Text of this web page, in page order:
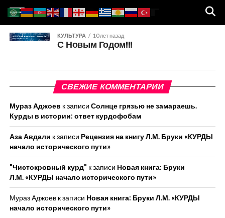
КУЛЬТУРА 10 лет назад
С Новым Годом!!!
СВЕЖИЕ КОММЕНТАРИИ
Мураз Аджоев к записи Солнце грязью не замараешь.
Курды в истории: ответ курдофобам
Аза Авдали к записи Рецензия на книгу Л.М. Бруки «КУРДЫ
начало исторического пути»
"Чистокровный курд" к записи Новая книга: Бруки
Л.М. «КУРДЫ начало исторического пути»
Мураз Аджоевк записи Новая книга: Бруки Л.М. «КУРДЫ
начало исторического пути»